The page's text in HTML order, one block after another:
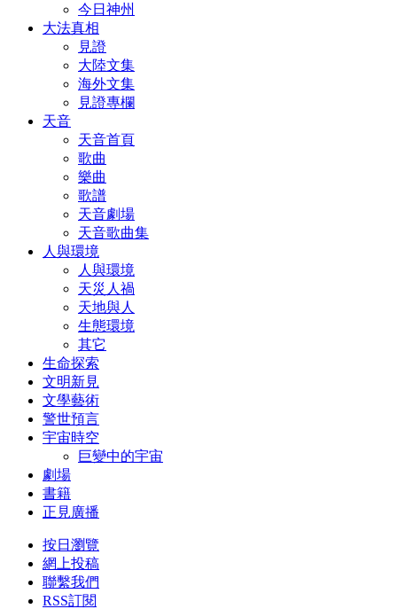
今日神州
大法真相
見證
大陸文集
海外文集
見證專欄
天音
天音首頁
歌曲
樂曲
歌譜
天音劇場
天音歌曲集
人與環境
人與環境
天災人禍
天地與人
生態環境
其它
生命探索
文明新見
文學藝術
警世預言
宇宙時空
巨變中的宇宙
劇場
書籍
正見廣播
按日瀏覽
網上投稿
聯繫我們
RSS訂閱